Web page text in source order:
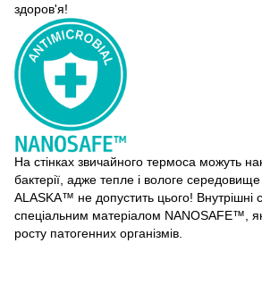
здоров'я!
На стінках звичайного термоса можуть
бактерії, адже тепле і вологе
ALASKA™ не допустить цього! Внутрішні
спеціальним матеріалом NANOSAFE™,
росту патогенних організмів.